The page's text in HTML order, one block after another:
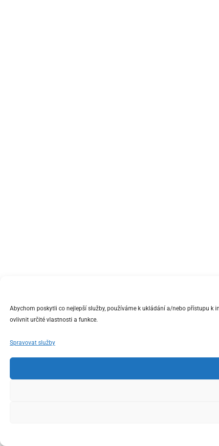
Abychom poskytli co nejlepší služby, používáme k ukládání a/nebo přístupu
ovlivnit určité vlastnosti a funkce.
Spravovat služby